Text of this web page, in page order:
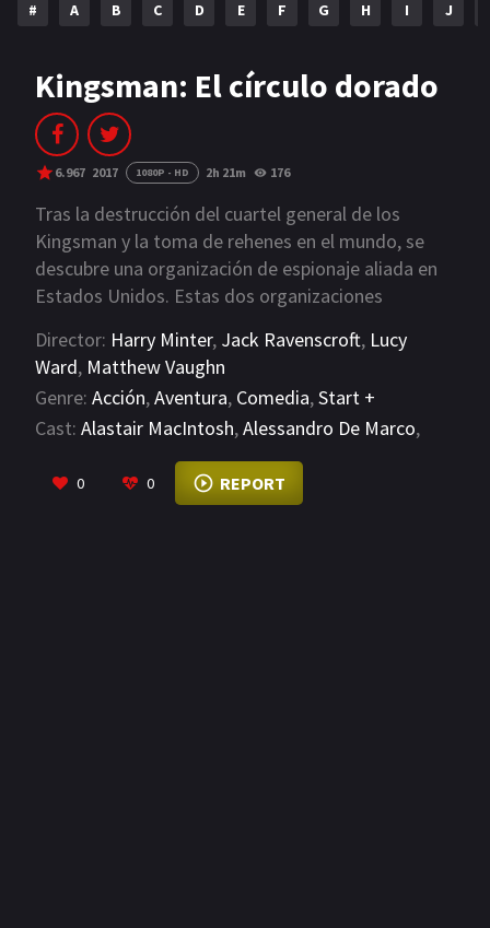
AÑOS
2023
2021 2020
2019 2018
2014 2006
2002 2001
2000 1990
SERIES
# A B C D E F G H I J
Kingsman: El círculo dorado
6.967 2017 1080P - HD 2h 21m 176
Tras la destrucción del cuartel general de los
Kingsman y la toma de rehenes en el mundo, se
descubre una organización de espionaje aliada en
Estados Unidos. Estas dos organizaciones
enemigo común.
Director: Harry Minter, Jack Ravenscroft, Lucy
Ward, Matthew Vaughn
Genre: Acción,Aventura, Comedia,Start +
Cast: Alastair MacIntosh,Alessandro De Marco,
VIEW MORE
0 0 REPORT